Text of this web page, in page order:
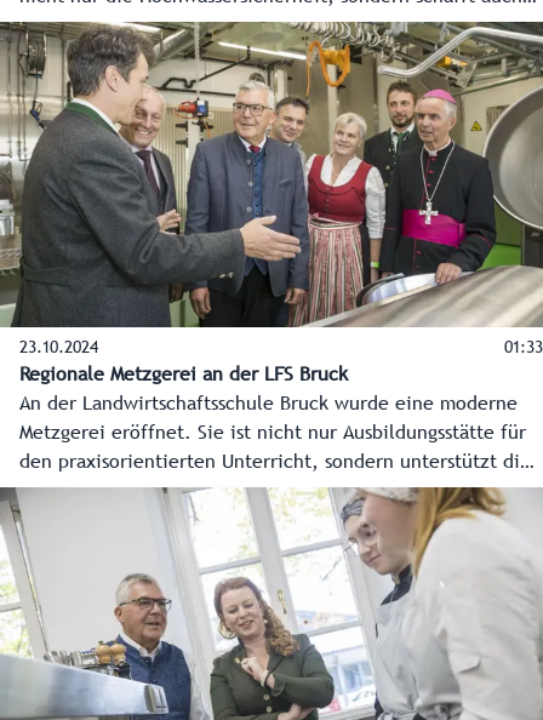
mehr Lebensraum für Mensch und Natur. Die Fertigstellung
der Projekte ist für Juni 2025 geplant. Der Bund, das Land
und die Gemeinden investieren hier gemeinsam rund 1,7
Millionen Euro.
23.10.2024 01:33
Regionale Metzgerei an der LFS Bruck
An der Landwirtschaftsschule Bruck wurde eine moderne
Metzgerei eröffnet. Sie ist nicht nur Ausbildungsstätte für
den praxisorientierten Unterricht, sondern unterstützt die
Bauern aus der Region dabei, ihre Tiere mit kurzen Wegen
stressarm zu schlachten, selber zu hochwertigen
Lebensmitteln zu veredeln und zu vermarkten.